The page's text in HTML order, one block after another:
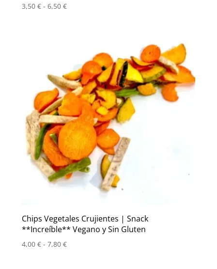
3,50 € - 6,50 €Rango
hasta
6,50 €
Chips Vegetales Crujientes | Snack
**Increíble** Vegano y Sin Gluten
4,00 € - 7,80 €Rango